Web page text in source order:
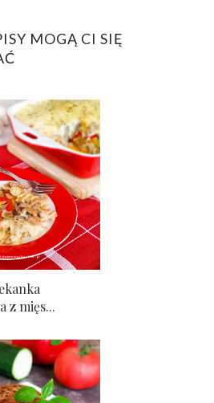
MOGĄ CI SIĘ
z mięs...